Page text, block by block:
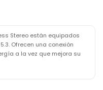
Stereo están equipados
Ofrecen una conexión
a la vez que mejora su